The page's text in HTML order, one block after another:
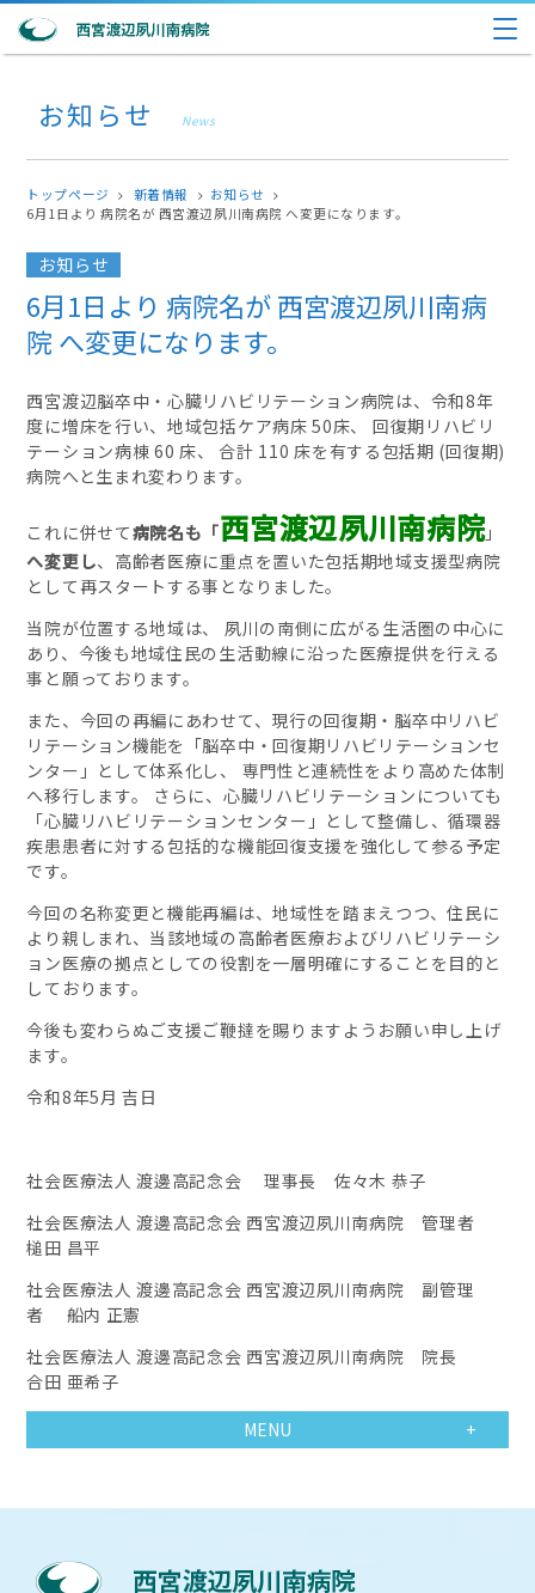
お知らせ News
トップページ 新着情報
お知らせ
6月1日より 病院名が 西宮渡辺夙川南病院 へ変更になります。
お知らせ
6月1日より 病院名が 西宮渡辺夙川南病
院 へ変更になります。
西宮渡辺脳卒中・心臓リハビリテーション病院は、令和8年
度に増床を行い、地域包括ケア病床 50床、 回復期リハビリ
テーション病棟 60 床、 合計 110 床を有する包括期 (回復期)
病院へと生まれ変わります。
これに併せて病院名も「西宮渡辺夙川南病院」
へ変更し、高齢者医療に重点を置いた包括期地域支援型病院
として再スタートする事となりました。
当院が位置する地域は、 夙川の南側に広がる生活圏の中心に
あり、今後も地域住民の生活動線に沿った医療提供を行える
事と願っております。
また、今回の再編にあわせて、現行の回復期・脳卒中リハビ
リテーション機能を「脳卒中・回復期リハビリテーションセ
ンター」として体系化し、 専門性と連続性をより高めた体制
へ移行します。 さらに、心臓リハビリテーションについても
「心臓リハビリテーションセンター」として整備し、循環器
疾患患者に対する包括的な機能回復支援を強化して参る予定
です。
今回の名称変更と機能再編は、地域性を踏まえつつ、住民に
より親しまれ、当該地域の高齢者医療およびリハビリテーシ
ョン医療の拠点としての役割を一層明確にすることを目的と
しております。
今後も変わらぬご支援ご鞭撻を賜りますようお願い申し上げ
ます。
令和8年5月 吉日
社会医療法人 渡邊高記念会 理事長 佐々木 恭子
社会医療法人 渡邊高記念会 西宮渡辺夙川南病院 管理者
槌田 昌平
社会医療法人 渡邊高記念会 西宮渡辺夙川南病院 副管理
者 船内 正憲
社会医療法人 渡邊高記念会 西宮渡辺夙川南病院 院長
合田 亜希子
MENU